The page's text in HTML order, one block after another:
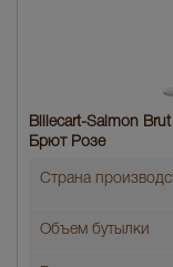
Billecart-Salmon
Брют Розе
Страна
Объем бутылки